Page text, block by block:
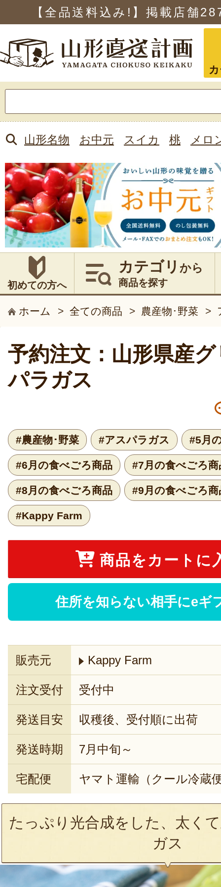
【全品送料込み!】掲載店舗
索:
山形名物 お中元 スイカ 桃 メロ
初めての方へ
カテゴリ から
商品を探す
ホーム > 全ての商品 > 農産物･野菜 >
予約注文：山形県産
パラガス
#農産物･野菜 #アスパラガス #5月
#6月の食べごろ商品 #7月の食べごろ商
#8月の食べごろ商品 #9月の食べごろ商
#Kappy Farm
商品をカートに
住所を知らない相手にeギ
販売元 Kappy Farm
注文受付 受付中
発送目安 収穫後、受付順に出荷
発送時期 7月中旬～
宅配便 ヤマト運輸（クール冷蔵
たっぷり光合成をした、太く
ガス